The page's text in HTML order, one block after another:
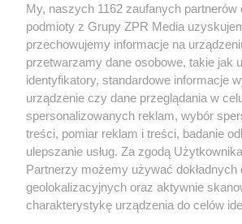
Żaden utwór zamieszczony w serwisie nie może
rozpowszechniany lub dalej rozpowszechniany w
tym także elektroniczny lub mechaniczny) na
eksploatacji w jakiejkolwiek formie, włącznie z
Internecie bez pisemnej zgody właściciela praw.
wykorzystanie utworów w całości lub w części z
tzn. bez właściwej zgody, jest zabronione pod
ścigane prawnie.
My, naszych 1162 zaufanych partnerów
podmioty z Grupy ZPR Media
przechowujemy informacje na
przetwarzamy dane osobowe, takie jak
identyfikatory, standardowe informacje
urządzenie czy dane przeglądania w
spersonalizowanych reklam, wybór
treści, pomiar reklam i treści, badanie
ulepszanie usług. Za zgodą
Partnerzy możemy używać dokładnych
geolokalizacyjnych oraz aktywnie
charakterystykę urządzenia do celów